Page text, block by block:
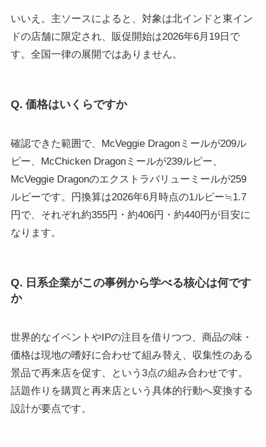
いいえ。主ソースによると、対象は北インドと東イン
ドの店舗に限定され、販促開始は2026年6月19日で
す。全国一律の展開ではありません。
Q. 価格はいくらですか
確認できた範囲で、McVeggie Dragonミールが209ル
ピー、McChicken Dragonミールが239ルピー、
McVeggie Dragonのエクストラバリューミールが259
ルピーです。円換算は2026年6月時点の1ルピー≒1.7
円で、それぞれ約355円・約406円・約440円が目安に
なります。
Q. 日系企業がこの事例から学べる核心は何です
か
世界的なイベントやIPの注目を借りつつ、商品の味・
価格は現地の嗜好に合わせて組み替え、収集性のある
景品で再来店を促す、という3点の組み合わせです。
話題作りを購買と再来店という具体的行動へ変換する
設計が要点です。